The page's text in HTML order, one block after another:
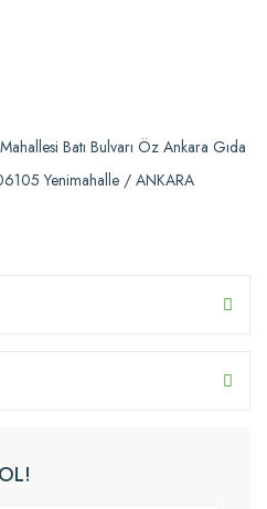
Batı Bulvarı Öz Ankara Gıda
Yenimahalle / ANKARA